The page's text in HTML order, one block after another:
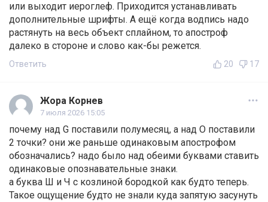
или выходит иероглеф. Приходится устанавливать
дополнительные шрифты. А ещё когда водпись надо
растянуть на весь объект сплайном, то апостроф
далеко в стороне и слово как-бы режется.
Ответить 20 17
Жора Корнев
7 июля 2026 15:05
почему над G поставили полумесяц, а над О поставили
2 точки? они же раньше одинаковым апострофом
обозначались? надо было над обеими буквами ставить
одинаковые опознавательные знаки.
а буква Ш и Ч с козлиной бородкой как будто теперь.
Такое ощущение будто не знали куда запятую засунуть